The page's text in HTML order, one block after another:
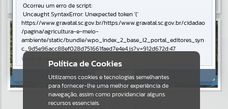
Resultados para""
Portais
Por favor, aguarde...
NOTÍCIAS
Política de Cookies
Utilizamos cookies e tecnologias semelhantes
para fornecer-lhe uma melhor experiência de
navegação, assim como providenciar alguns
recursos essenciais.
Ocorreu um erro de script:
Uncaught SyntaxError: Unexpected token '('
https://www.gravatal.sc.gov.br/https:/www.gravatal.sc.gov.br/cidadao
/pagina/agricultura-e-meio-
ambiente/static/bundle/wpo_index_2_base_l2_portal_editores_syn
c_9d5e96acc88ef028d751661faed7e4e4.js?v=912d672d:47
Verificar Mais Detalhes
OK